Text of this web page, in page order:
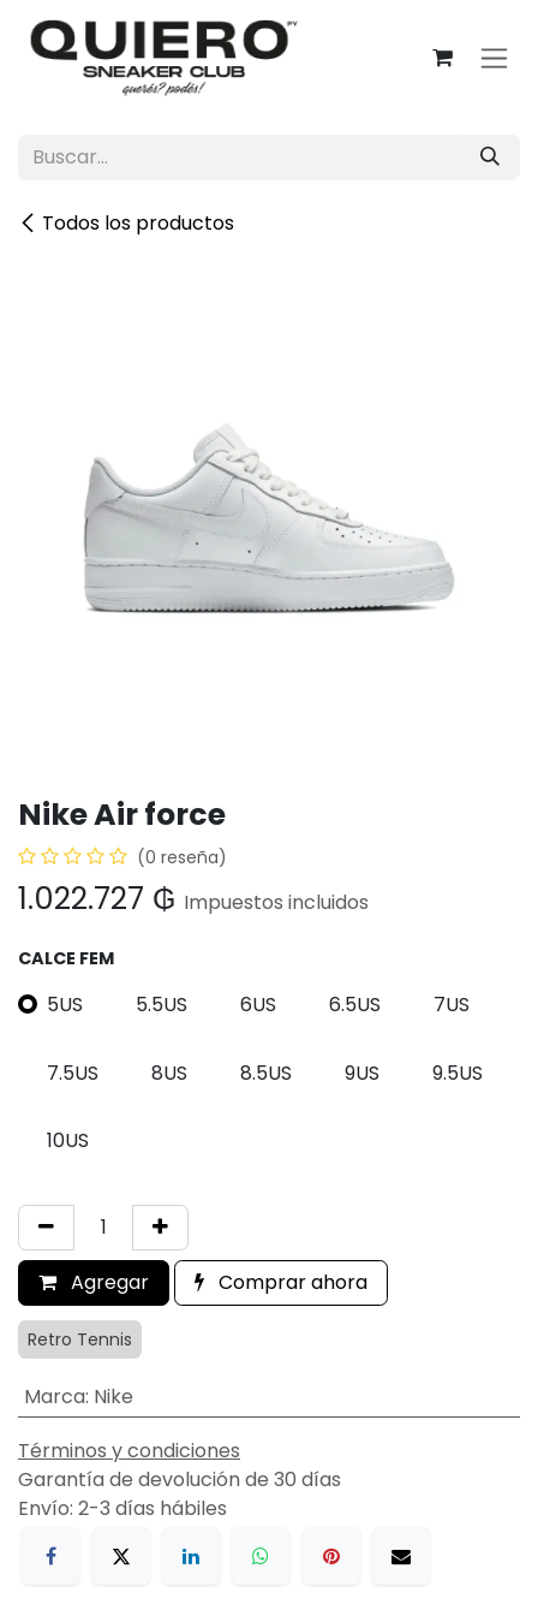
Ir al contenido
Todos los productos
Nike Air force
(0 reseña)
1.022.727 ₲ Impuestos incluidos
CALCE FEM
5US 5.5US 6US 6.5US 7US
7.5US 8US 8.5US 9US 9.5US
10US
Agregar Comprar ahora
Retro Tennis
Marca: Nike
Términos y condiciones
Garantía de devolución de 30 días
Envío: 2-3 días hábiles